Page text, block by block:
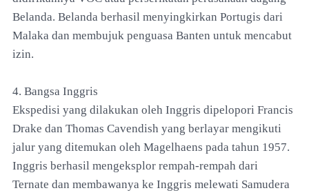
Belanda. Belanda berhasil menyingkirkan Portugis dari
Malaka dan membujuk penguasa Banten untuk mencabut
izin.
4. Bangsa Inggris
Ekspedisi yang dilakukan oleh Inggris dipelopori Francis
Drake dan Thomas Cavendish yang berlayar mengikuti
jalur yang ditemukan oleh Magelhaens pada tahun 1957.
Inggris berhasil mengeksplor rempah-rempah dari
Ternate dan membawanya ke Inggris melewati Samudera